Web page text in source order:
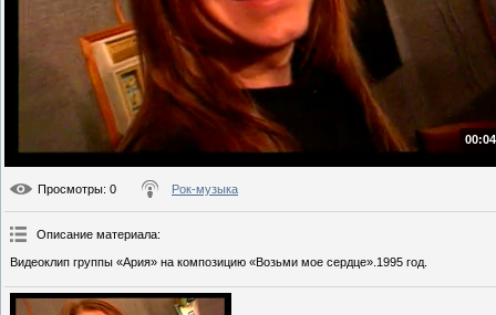
Просмотры: 0 Рок-музыка
Описание материала:
Видеоклип группы «Ария» на композицию «Возьми мое сердце».1995 год.